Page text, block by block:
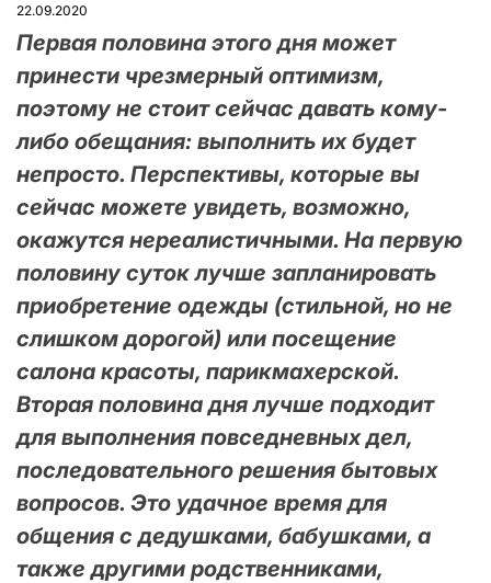
22.09.2020
Первая половина этого дня может
принести чрезмерный оптимизм,
поэтому не стоит сейчас давать кому-
либо обещания: выполнить их будет
непросто. Перспективы, которые вы
сейчас можете увидеть, возможно,
окажутся нереалистичными. На первую
половину суток лучше запланировать
приобретение одежды (стильной, но не
слишком дорогой) или посещение
салона красоты, парикмахерской.
Вторая половина дня лучше подходит
для выполнения повседневных дел,
последовательного решения бытовых
вопросов. Это удачное время для
общения с дедушками, бабушками, а
также другими родственниками,